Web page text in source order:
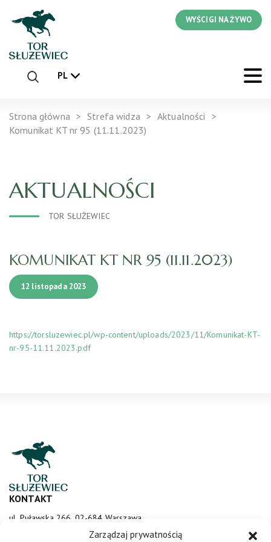
Zarządzaj prywatnością
WYŚCIGI NA ŻYWO
PL
Strona główna Strefa widza
Aktualności
Komunikat KT nr 95 (11.11.2023)
AKTUALNOŚCI
TOR SŁUŻEWIEC
KOMUNIKAT KT NR 95 (11.11.2023)
12 listopada 2023
https://torsluzewiec.pl/wp-content/uploads/2023/11/Komunikat-KT-
nr-95-11.11.2023.pdf
KONTAKT
ul. Puławska 266, 02-684 Warszawa
sluzewiec@totalizator.pl